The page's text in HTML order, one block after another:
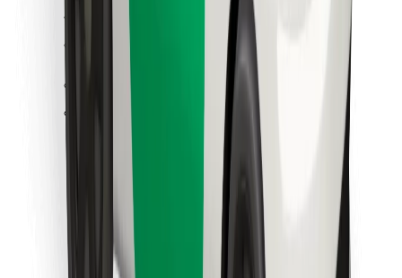
Dəqiqələr ərzində gediş əldə et!
Bolt tətbiqini endir
Sevdiyiniz yeməyi tapın!
Bolt Food tətbiqini endir